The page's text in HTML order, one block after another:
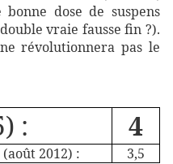
dose de suspens
vraie fausse fin ?).
révolutionnera pas le
: 4
2012) : 3,5